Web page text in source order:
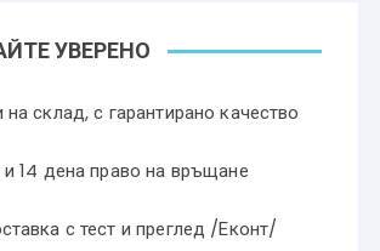
УВЕРЕНО
склад, с гарантирано качество
и 14 дена право на връщане
с тест и преглед /Еконт/